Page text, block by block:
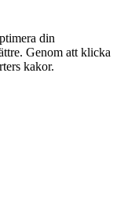
din
Genom att klicka
kakor.